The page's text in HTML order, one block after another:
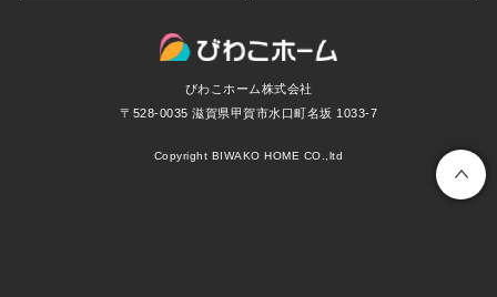
びわこホーム株式会社
〒528-0035 滋賀県甲賀市水口町名坂 1033-7
Copyright BIWAKO HOME CO.,ltd